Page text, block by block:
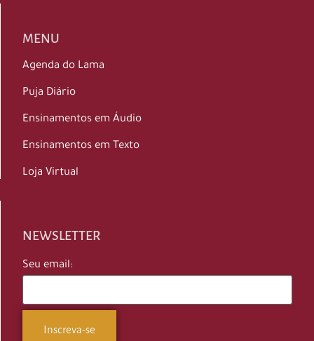
MENU
Agenda do Lama
Puja Diário
Ensinamentos em Áudio
Ensinamentos em Texto
Loja Virtual
NEWSLETTER
Seu email: